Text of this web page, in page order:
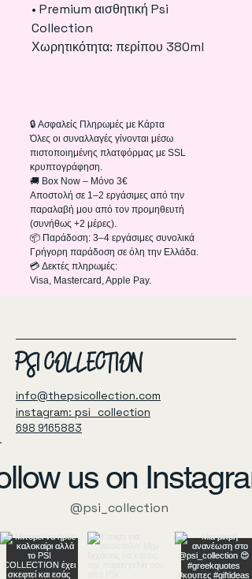
• Premium αισθητική Psi
Collection
Χωρητικότητα: περίπου 380ml
🔒 Ασφαλείς Πληρωμές με Κάρτα
Όλες οι συναλλαγές γίνονται μέσω
πιστοποιημένης πλατφόρμας με SSL
κρυπτογράφηση.
🚚 Box Now – Μόνο 3€
Αποστολή σε 1–2 εργάσιμες από την
παραλαβή μου από τον προμηθευτή
(συνήθως +2 μέρες).
📦 Παράδοση: 3–4 εργάσιμες συνολικά
Γρήγορη παράδοση σε όλη την Ελλάδα.
💳 Δεκτές πληρωμές:
Visa, Mastercard, Apple Pay.
PSI COLLECTION
info@thepsicollection.com
instagram: psi_collection
698 9165883
us on
@psi_collection